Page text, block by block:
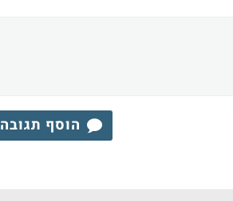
הוסף תגובה